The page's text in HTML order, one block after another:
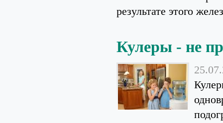
результате этого
Кулеры - не